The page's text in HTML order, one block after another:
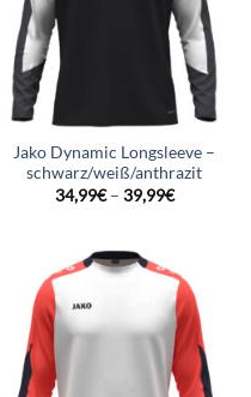
Jako Dynamic Longsleeve –
schwarz/weiß/anthrazit
34,99€– 39,99€